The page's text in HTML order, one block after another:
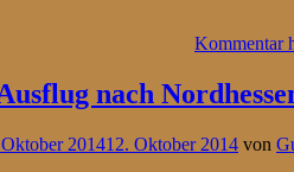
Kommentar
nach
201412. Oktober 2014 von